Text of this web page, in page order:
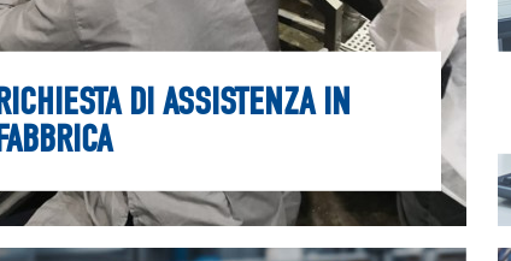
RICHIESTA DI ASSISTENZA IN
FABBRICA